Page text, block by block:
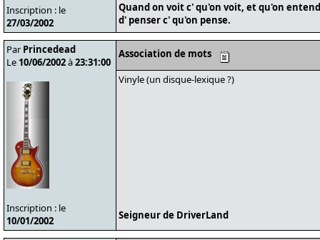
Inscription : le
27/03/2002
Quand on voit c' qu'on voit, et qu'on
d' penser c' qu'on pense.
Par Princedead
Le 10/06/2002à23:31:00
Inscription : le
10/01/2002
Association de mots
Vinyle (un disque-lexique ?)
Seigneur de DriverLand